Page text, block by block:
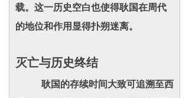
载。这一历史空白也使得耿国在周代
的地位和作用显得扑朔迷离。
灭亡与历史终结
耿国的存续时间大致可追溯至西